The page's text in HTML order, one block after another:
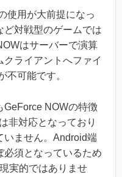
使用が大前提になっ
ど対戦型のゲームでは
はサーバーで演算
ライアントへファイ
不可能です。
GeForce NOWの特徴
非対応となっており
いません。Android端
必須となっているため
実的ではありませ